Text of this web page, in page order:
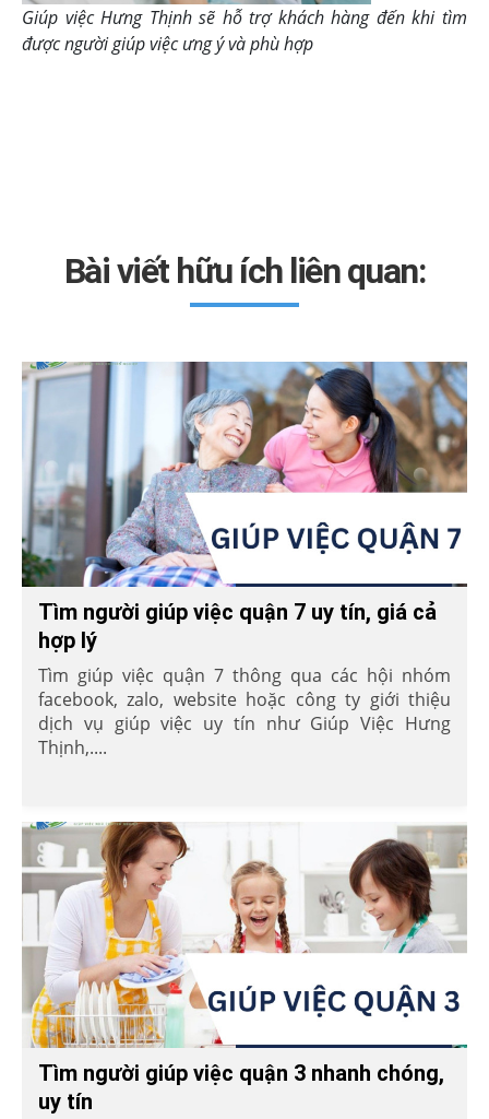
Giúp việc Hưng Thịnh sẽ hỗ trợ khách hàng đến khi tìm
được người giúp việc ưng ý và phù hợp
Bài viết hữu ích liên quan:
Tìm người giúp việc quận 7 uy tín, giá cả
hợp lý
Tìm giúp việc quận 7 thông qua các hội nhóm
facebook, zalo, website hoặc công ty giới thiệu
dịch vụ giúp việc uy tín như Giúp Việc Hưng
Thịnh,....
Tìm người giúp việc quận 3 nhanh chóng,
uy tín